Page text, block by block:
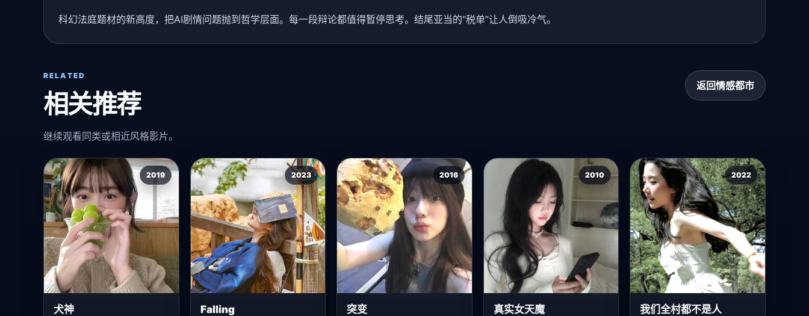
科幻法庭题材的新高度，把AI剧情问题抛到哲学层面。每一段辩论都值得暂停思考。结尾亚当的“税单”让人倒吸冷气。
RELATED
相关推荐
继续观看同类或相近风格影片。
返回情感都市
2019
犬神
2023
Falling
2016
突变
2010
真实女天魔
2022
我们全村都不是人